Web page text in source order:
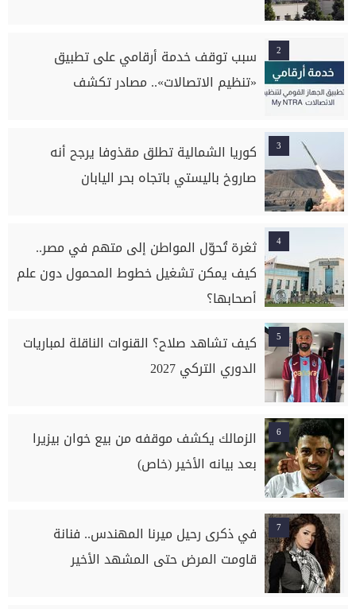
2
سبب توقف خدمة أرقامي على تطبيق
«تنظيم الاتصالات».. مصادر تكشف
3
كوريا الشمالية تطلق مقذوفا يرجح أنه
صاروخ باليستي باتجاه بحر اليابان
4
ثغرة تُحوّل المواطن إلى متهم في مصر..
كيف يمكن تشغيل خطوط المحمول دون علم
أصحابها؟
5
كيف تشاهد صلاح؟ القنوات الناقلة لمباريات
الدوري التركي 2027
6
الزمالك يكشف موقفه من بيع خوان بيزيرا
بعد بيانه الأخير (خاص)
7
في ذكرى رحيل ميرنا المهندس.. فنانة
قاومت المرض حتى المشهد الأخير